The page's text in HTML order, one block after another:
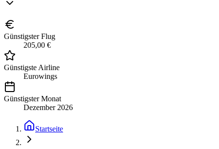
Günstigster Flug
205,00 €
Günstigste Airline
Eurowings
Günstigster Monat
Dezember 2026
Startseite